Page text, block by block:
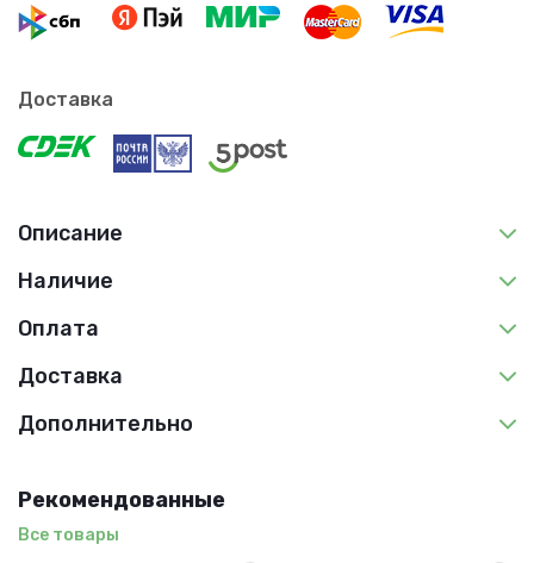
Доставка
Описание
Наличие
Оплата
Доставка
Дополнительно
Рекомендованные
Все товары